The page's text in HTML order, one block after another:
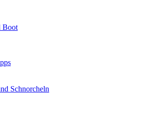
Boot
Schnorcheln